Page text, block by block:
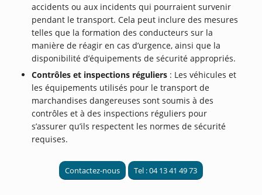
accidents ou aux incidents qui pourraient survenir
pendant le transport. Cela peut inclure des mesures
telles que la formation des conducteurs sur la
manière de réagir en cas d’urgence, ainsi que la
disponibilité d’équipements de sécurité appropriés.
Contrôles et inspections réguliers : Les véhicules et
les équipements utilisés pour le transport de
marchandises dangereuses sont soumis à des
contrôles et à des inspections réguliers pour
s’assurer qu’ils respectent les normes de sécurité
requises.
Contactez-nous Tel : 04 13 41 49 73